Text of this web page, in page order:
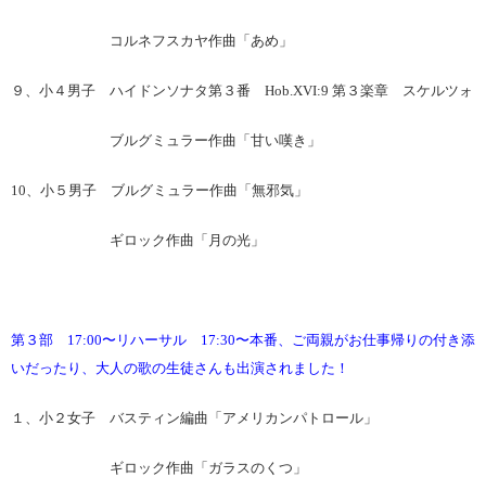
コルネフスカヤ作曲「あめ」
９、小４男子 ハイドンソナタ第３番 Hob.XVI:9 第３楽章 スケルツォ
ブルグミュラー作曲「甘い嘆き」
10、小５男子 ブルグミュラー作曲「無邪気」
ギロック作曲「月の光」
第３部 17:00〜リハーサル 17:30〜本番、ご両親がお仕事帰りの付き添
いだったり、大人の歌の生徒さんも出演されました！
１、小２女子 バスティン編曲「アメリカンパトロール」
ギロック作曲「ガラスのくつ」